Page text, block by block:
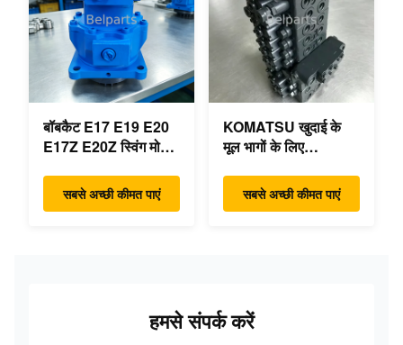
बॉबकैट E17 E19 E20
E17Z E20Z स्विंग मोटर
7024419 मिनी खुदाई के
लिए
सबसे अच्छी कीमत पाएं
KOMATSU खुदाई के
मूल भागों के लिए
नियंत्रण वाल्व 723-18-
18200 723-18-18201
सबसे अच्छी कीमत पाएं
हमसे संपर्क करें